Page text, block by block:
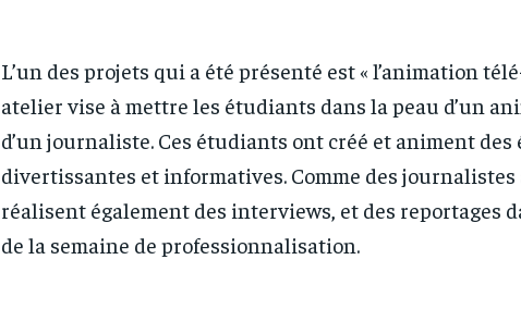
L’un des projets qui a été présenté est « l’animation
atelier vise à mettre les étudiants dans la peau d’un
d’un journaliste. Ces étudiants ont créé et animent des
divertissantes et informatives. Comme des
réalisent également des interviews, et des reportages
de la semaine de professionnalisation.